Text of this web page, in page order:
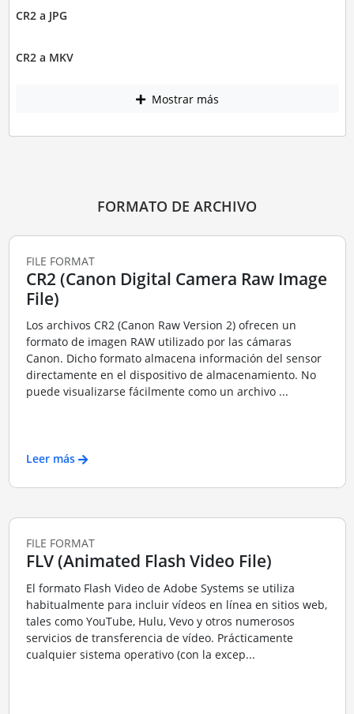
CR2 a JPG
CR2 a MKV
Mostrar más
FORMATO DE ARCHIVO
FILE FORMAT
CR2 (Canon Digital Camera Raw Image
File)
Los archivos CR2 (Canon Raw Version 2) ofrecen un
formato de imagen RAW utilizado por las cámaras
Canon. Dicho formato almacena información del sensor
directamente en el dispositivo de almacenamiento. No
puede visualizarse fácilmente como un archivo ...
Leer más
FILE FORMAT
FLV (Animated Flash Video File)
El formato Flash Video de Adobe Systems se utiliza
habitualmente para incluir vídeos en línea en sitios web,
tales como YouTube, Hulu, Vevo y otros numerosos
servicios de transferencia de vídeo. Prácticamente
cualquier sistema operativo (con la excep...